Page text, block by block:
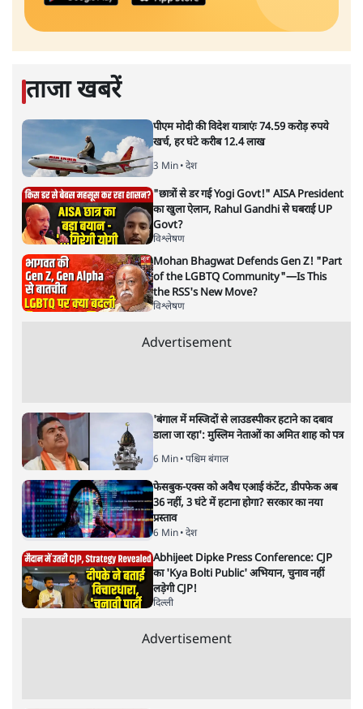
ताजा खबरें
पीएम मोदी की विदेश यात्राएंः 74.59 करोड़ रुपये
खर्च, हर घंटे करीब 12.4 लाख
3 Min• देश
"छात्रों से डर गई Yogi Govt!" AISA President
का खुला ऐलान, Rahul Gandhi से घबराई UP
Govt?
विश्लेषण
Mohan Bhagwat Defends Gen Z! "Part
of the LGBTQ Community"—Is This
the RSS's New Move?
विश्लेषण
Advertisement
'बंगाल में मस्जिदों से लाउडस्पीकर हटाने का दबाव
डाला जा रहा': मुस्लिम नेताओं का अमित शाह को पत्र
6 Min• पश्चिम बंगाल
फेसबुक-एक्स को अवैध एआई कंटेंट, डीपफेक अब
36 नहीं, 3 घंटे में हटाना होगा? सरकार का नया
प्रस्ताव
6 Min• देश
Abhijeet Dipke Press Conference: CJP
का 'Kya Bolti Public' अभियान, चुनाव नहीं
लड़ेगी CJP!
दिल्ली
Advertisement